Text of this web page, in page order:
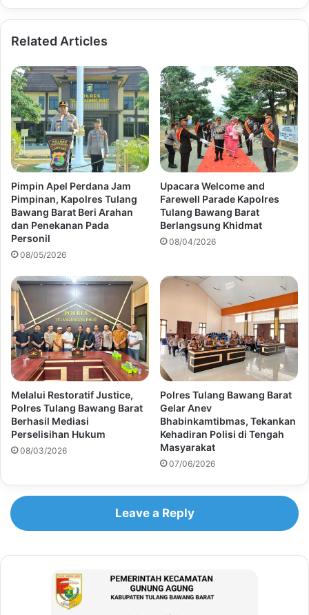
Related Articles
Pimpin Apel Perdana Jam
Pimpinan, Kapolres Tulang
Bawang Barat Beri Arahan
dan Penekanan Pada
Personil
08/05/2026
Upacara Welcome and
Farewell Parade Kapolres
Tulang Bawang Barat
Berlangsung Khidmat
08/04/2026
Melalui Restoratif Justice,
Polres Tulang Bawang Barat
Berhasil Mediasi
Perselisihan Hukum
08/03/2026
Polres Tulang Bawang Barat
Gelar Anev
Bhabinkamtibmas, Tekankan
Kehadiran Polisi di Tengah
Masyarakat
07/06/2026
Leave a Reply